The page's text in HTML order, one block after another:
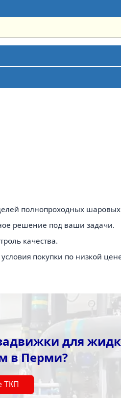
полнопроходных
решение под ваши задачи.
качества.
покупки по низкой
для
в Перми?
ТКП